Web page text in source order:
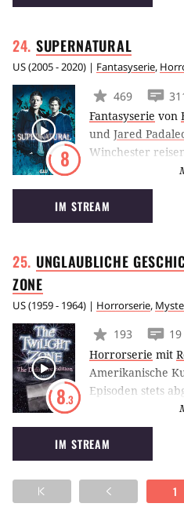
Lund, der dieser
Mordkommission
Spuren weisen
SUPERNATURAL
US(2005 - 2020) | Fantasyserie,
8
469
Fantasyserie von
und Jared
Winchester
stoßen auf eine
von Hexen,
Brüder
Macht, die sich
retten.
IM STREAM
UNGLAUBLICHE
ZONE
US(1959 - 1964) | Horrorserie,
8.3
193
19
Horrorserie mit
Amerikanische
Episoden stets
Geschichten
Spektrum des
SciFi über Horror
übernatürlicher
dabei. Der Ton
unheimlich,
IM STREAM
1